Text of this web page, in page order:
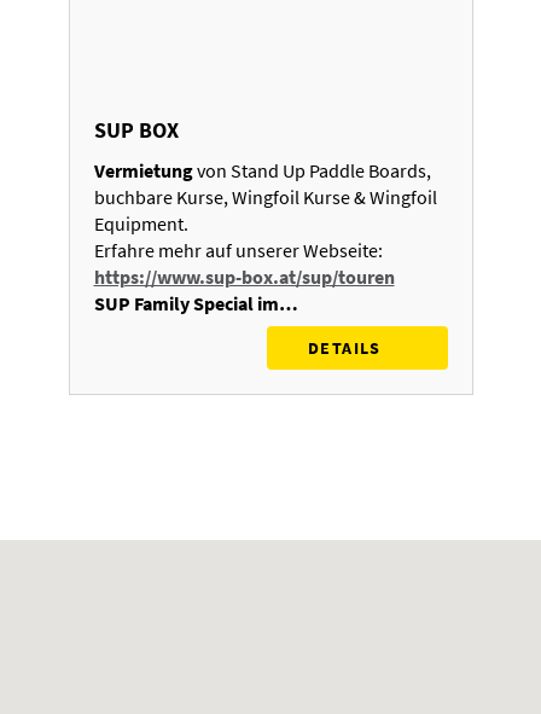
SUP BOX
Vermietungvon Stand Up Paddle Boards,
buchbare Kurse, Wingfoil Kurse & Wingfoil
Equipment.
Erfahre mehr auf unserer Webseite:
https://www.sup-box.at/sup/touren
SUP Family Special im…
DETAILS